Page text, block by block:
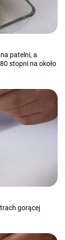
patelni, a
stopni na około
gorącej